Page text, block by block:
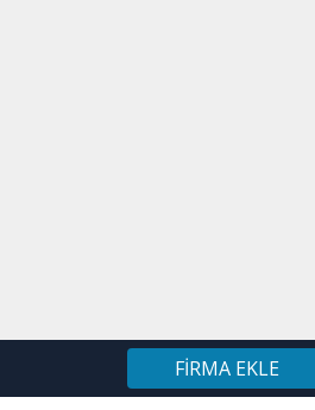
FIRMA EKLE